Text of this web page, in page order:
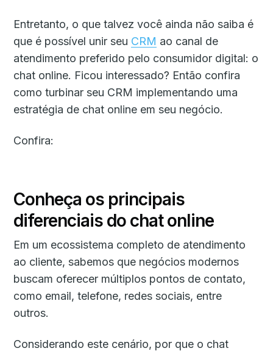
Entretanto, o que talvez você ainda não saiba é
que é possível unir seu CRM ao canal de
atendimento preferido pelo consumidor digital: o
chat online. Ficou interessado? Então confira
como turbinar seu CRM implementando uma
estratégia de chat online em seu negócio.
Confira:
Conheça os principais
diferenciais do chat online
Em um ecossistema completo de atendimento
ao cliente, sabemos que negócios modernos
buscam oferecer múltiplos pontos de contato,
como email, telefone, redes sociais, entre
outros.
Considerando este cenário, por que o chat